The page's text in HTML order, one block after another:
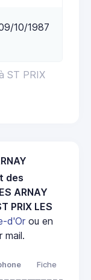
ST PRIX
10/1987
des
ARNAY
PRIX LES
d'Or ou en
mail.
Fiche